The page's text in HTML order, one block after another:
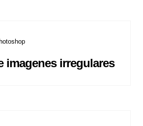
imagenes irregulares